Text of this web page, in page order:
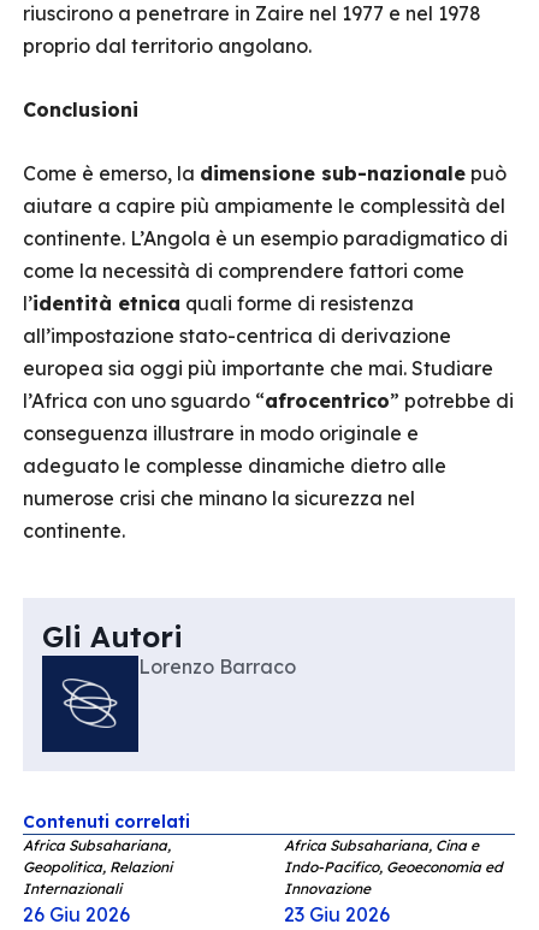
riuscirono a penetrare in Zaire nel 1977 e nel 1978
proprio dal territorio angolano.
Conclusioni
Come è emerso, la dimensione sub-nazionale può
aiutare a capire più ampiamente le complessità del
continente. L’Angola è un esempio paradigmatico di
come la necessità di comprendere fattori come
l’identità etnica quali forme di resistenza
all’impostazione stato-centrica di derivazione
europea sia oggi più importante che mai. Studiare
l’Africa con uno sguardo “afrocentrico” potrebbe di
conseguenza illustrare in modo originale e
adeguato le complesse dinamiche dietro alle
numerose crisi che minano la sicurezza nel
continente.
Gli Autori
Lorenzo Barraco
Contenuti correlati
Africa Subsahariana,
Geopolitica, Relazioni
Internazionali
26 Giu 2026
Africa Subsahariana, Cina e
Indo-Pacifico, Geoeconomia ed
Innovazione
23 Giu 2026